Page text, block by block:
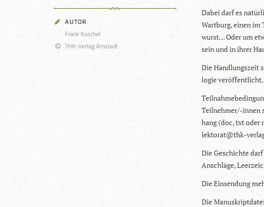
AUTOR
Frank Kuschel
THK-Verlag Arnstadt
Dabei darf es
Wart­burg, einen
wurst… Oder um
sein und in ihrer
Die Hand­lungs­zeit
lo­gie ver­öf­fent­licht,
Teil­neh­mer/-innen
hang (doc, txt oder
lektorat@thk-
Die Geschichte
Anschläge,
Die Ein­sen­dung
Die